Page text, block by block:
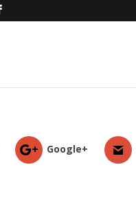
Google+